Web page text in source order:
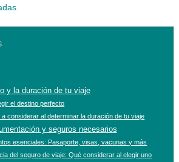
y la duración de tu viaje
el destino perfecto
considerar al determinar la duración de tu viaje
y seguros necesarios
esenciales: Pasaporte, visas, vacunas y más
del seguro de viaje: Qué considerar al elegir uno